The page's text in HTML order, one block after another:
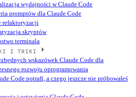
wydajności w Claude Code
promptów dla Claude Code
refaktoryzacji
skryptów
terminala
I TRIKI
wskazówek Claude Code dla
rozwoju oprogramowania
Code potrafi, a czego jeszcze nie próbowałeś